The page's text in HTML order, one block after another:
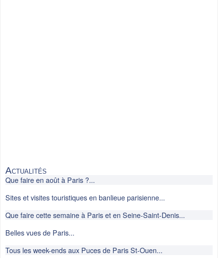
Actualités
Que faire en août à Paris ?...
Sites et visites touristiques en banlieue parisienne...
Que faire cette semaine à Paris et en Seine-Saint-Denis...
Belles vues de Paris...
Tous les week-ends aux Puces de Paris St-Ouen...